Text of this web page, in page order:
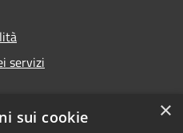
servizi
×
sui cookie